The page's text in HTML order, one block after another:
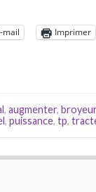
mail Imprimer
, augmenter, broyeur
, puissance, tp,